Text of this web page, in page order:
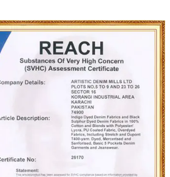
calidad primero, impulsado
anteponemos las necesidades
del producto, y esperamos
todo el mundo sobre la base